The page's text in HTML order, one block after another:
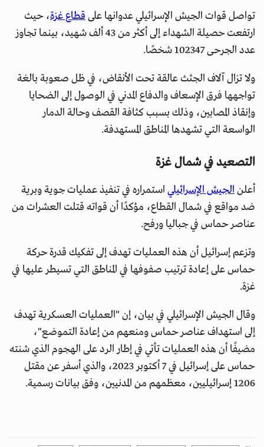
تواصل قوات الجيش الإسرائيلي عدوانها علىقطاع غزة، حيث
ارتفعت حصيلة الشهداء إلى أكثر من 43 ألف شهيد، بينما تجاوز
عدد الجرحى 102347 شخصًا.
ولا تزال آلاف الجثث عالقة تحت الأنقاض، في ظل صعوبة بالغة
تواجهها فرق الإسعاف والدفاع المدني في الوصول إلى الضحايا
وإنقاذ المصابين، وذلك بسبب كثافة القصف وحالة الدمار
الواسعة التي تشهدها المناطق المستهدفة.
التصعيد في شمال غزة
أعلنالجيش الإسرائيلي استمراره في تنفيذ عمليات جوية وبرية
ضد مواقع في شمال القطاع، مؤكدًا أن قواته قتلت العشرات من
عناصر حماس في جباليا ورفح.
وتزعم إسرائيل أن هذه العمليات تهدف إلى تفكيك قدرة حركة
حماس على إعادة ترتيب صفوفها في المناطق التي تسيطر عليها في
غزة.
وقال الجيش الإسرائيلي في بيان، إن "العمليات العسكرية تهدف
إلى استهداف عناصر حماس ومنعهم من إعادة التموضع"،
مضيفًا أن هذه العمليات تأتي في إطار الرد على الهجوم الذي شنته
حماس على إسرائيل في 7 أكتوبر 2023، والذي أسفر عن مقتل
1206 إسرائيليين، معظمهم من المدنيين، وفق بيانات رسمية.